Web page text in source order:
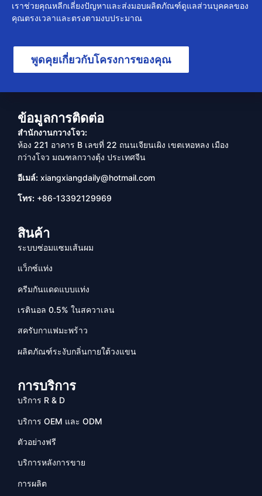
เราช่วยคุณหลีกเลี่ยงปัญหาและส่งมอบผลิตภัณฑ์ดูแลส่วนบุคคลของ
คุณตรงเวลาและตรงตามงบประมาณ
พูดคุยเกี่ยวกับโครงการของคุณ
ข้อมูลการติดต่อ
สำนักงานกวางโจว:
ห้อง 221 อาคาร B เลขที่ 22 ถนนเจียนเผิง เขตเหอหลง เมือง
กว่างโจว มณฑลกวางตุ้ง ประเทศจีน
อีเมล์: xiangxiangdaily@hotmail.com
โทร: +86-13392129969
สินค้า
ระบบซ่อมแซมเส้นผม
แว็กซ์แท่ง
ครีมกันแดดแบบแท่ง
เรตินอล 0.5% ในสควาเลน
สครับกาแฟมะพร้าว
ผลิตภัณฑ์ระงับกลิ่นกายใต้วงแขน
การบริการ
บริการ R & D
บริการ OEM และ ODM
ตัวอย่างฟรี
บริการหลังการขาย
การผลิต